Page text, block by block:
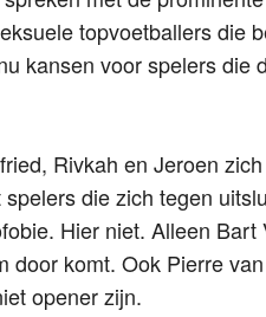
topvoetballers die
kansen voor spelers die
Rivkah en Jeroen
die zich tegen
Hier niet. Alleen
door komt. Ook Pierre
opener zijn.